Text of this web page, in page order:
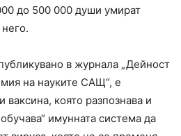
до 500 000 души умират
в журнала „Дейност
на науките САЩ“, е
която разпознава и
имунната система да